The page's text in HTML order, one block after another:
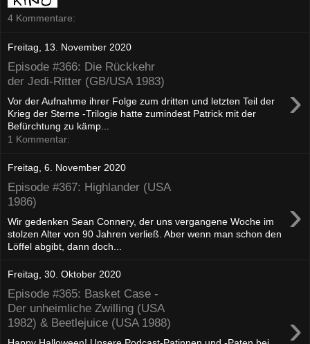
4 Kommentare:
Freitag, 13. November 2020
Episode #366: Die Rückkehr
der Jedi-Ritter (GB/USA 1983)
›
Vor der Aufnahme ihrer Folge zum dritten und letzten Teil der
Krieg der Sterne -Trilogie hatte zumindest Patrick mit der
Befürchtung zu kämp...
1 Kommentar:
Freitag, 6. November 2020
Episode #367: Highlander (USA
1986)
›
Wir gedenken Sean Connery, der uns vergangene Woche im
stolzen Alter von 90 Jahren verließ. Aber wenn man schon den
Löffel abgibt, dann doch...
Freitag, 30. Oktober 2020
Episode #365: Basket Case -
Der unheimliche Zwilling (USA
1982) & Beetlejuice (USA 1988)
›